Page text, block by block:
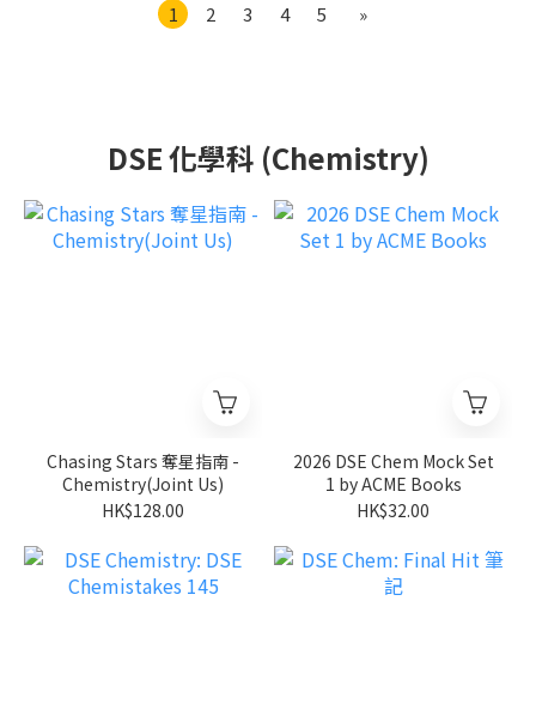
1 2 3 4 5 »
DSE 化學科 (Chemistry)
Chasing Stars 奪星指南 -
Chemistry(Joint Us)
HK$128.00
2026 DSE Chem Mock Set
1 by ACME Books
HK$32.00